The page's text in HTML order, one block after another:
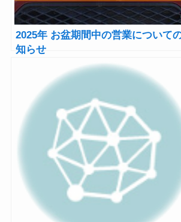
2025年 お盆期間中の営業について
知らせ